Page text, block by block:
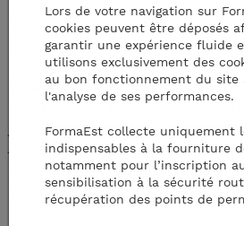
Avec votre compte
,
4 sans frais. Exemple pour
Payez 62,5€ par mois
Engagements
jours consécutifs, à raison de
journée.
Il a pour but, tout en traitant
officiel prévu pour un stage
la sécurité routière, de
Lors de votre navigation sur
cookies peuvent être déposés
garantir une expérience fluide
utilisons exclusivement des
au bon fonctionnement du site
l'analyse de ses performances.
FormaEst collecte uniquement
indispensables à la fourniture
notamment pour l’inscription
sensibilisation à la sécurité
récupération des points de